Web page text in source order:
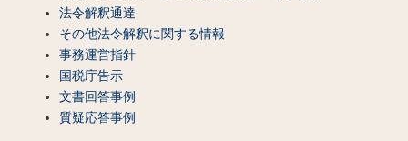
法令解釈通達
その他法令解釈に関する情報
事務運営指針
国税庁告示
文書回答事例
質疑応答事例